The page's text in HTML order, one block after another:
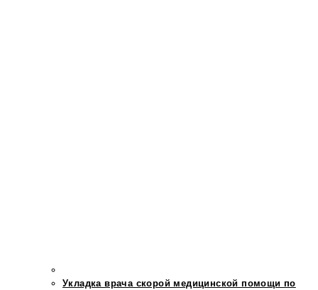
Укладка врача скорой медицинской помощи по